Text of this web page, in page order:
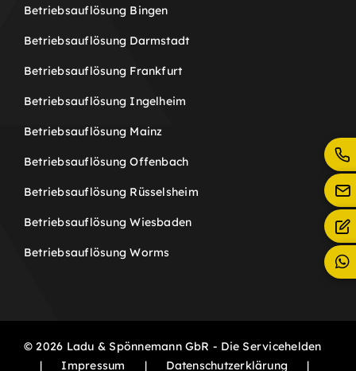
Betriebsauflösung Bingen
Betriebsauflösung Darmstadt
Betriebsauflösung Frankfurt
Betriebsauflösung Ingelheim
Betriebsauflösung Mainz
Betriebsauflösung Offenbach
Betriebsauflösung Rüsselsheim
Betriebsauflösung Wiesbaden
Betriebsauflösung Worms
© 2026 Ladu & Spönnemann GbR - Die Servicehelden
|
Impressum | Datenschutzerklärung |